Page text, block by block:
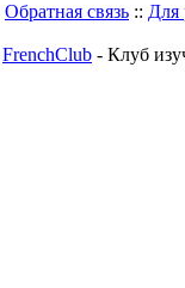
Обратная связь :: Для
FrenchClub - Клуб